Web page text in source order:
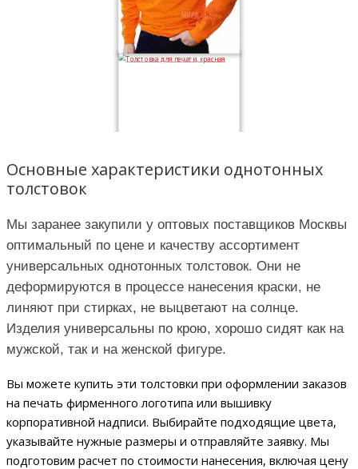
Основные характеристики однотонных
толстовок
Мы заранее закупили у оптовых поставщиков Москвы
оптимальный по цене и качеству ассортимент
универсальных однотонных толстовок. Они не
деформируются в процессе нанесения краски, не
линяют при стирках, не выцветают на солнце.
Изделия универсальны по крою, хорошо сидят как на
мужской, так и на женской фигуре.
Вы можете купить эти толстовки при оформлении заказов
на печать фирменного логотипа или вышивку
корпоративной надписи. Выбирайте подходящие цвета,
указывайте нужные размеры и отправляйте заявку. Мы
подготовим расчет по стоимости нанесения, включая цену